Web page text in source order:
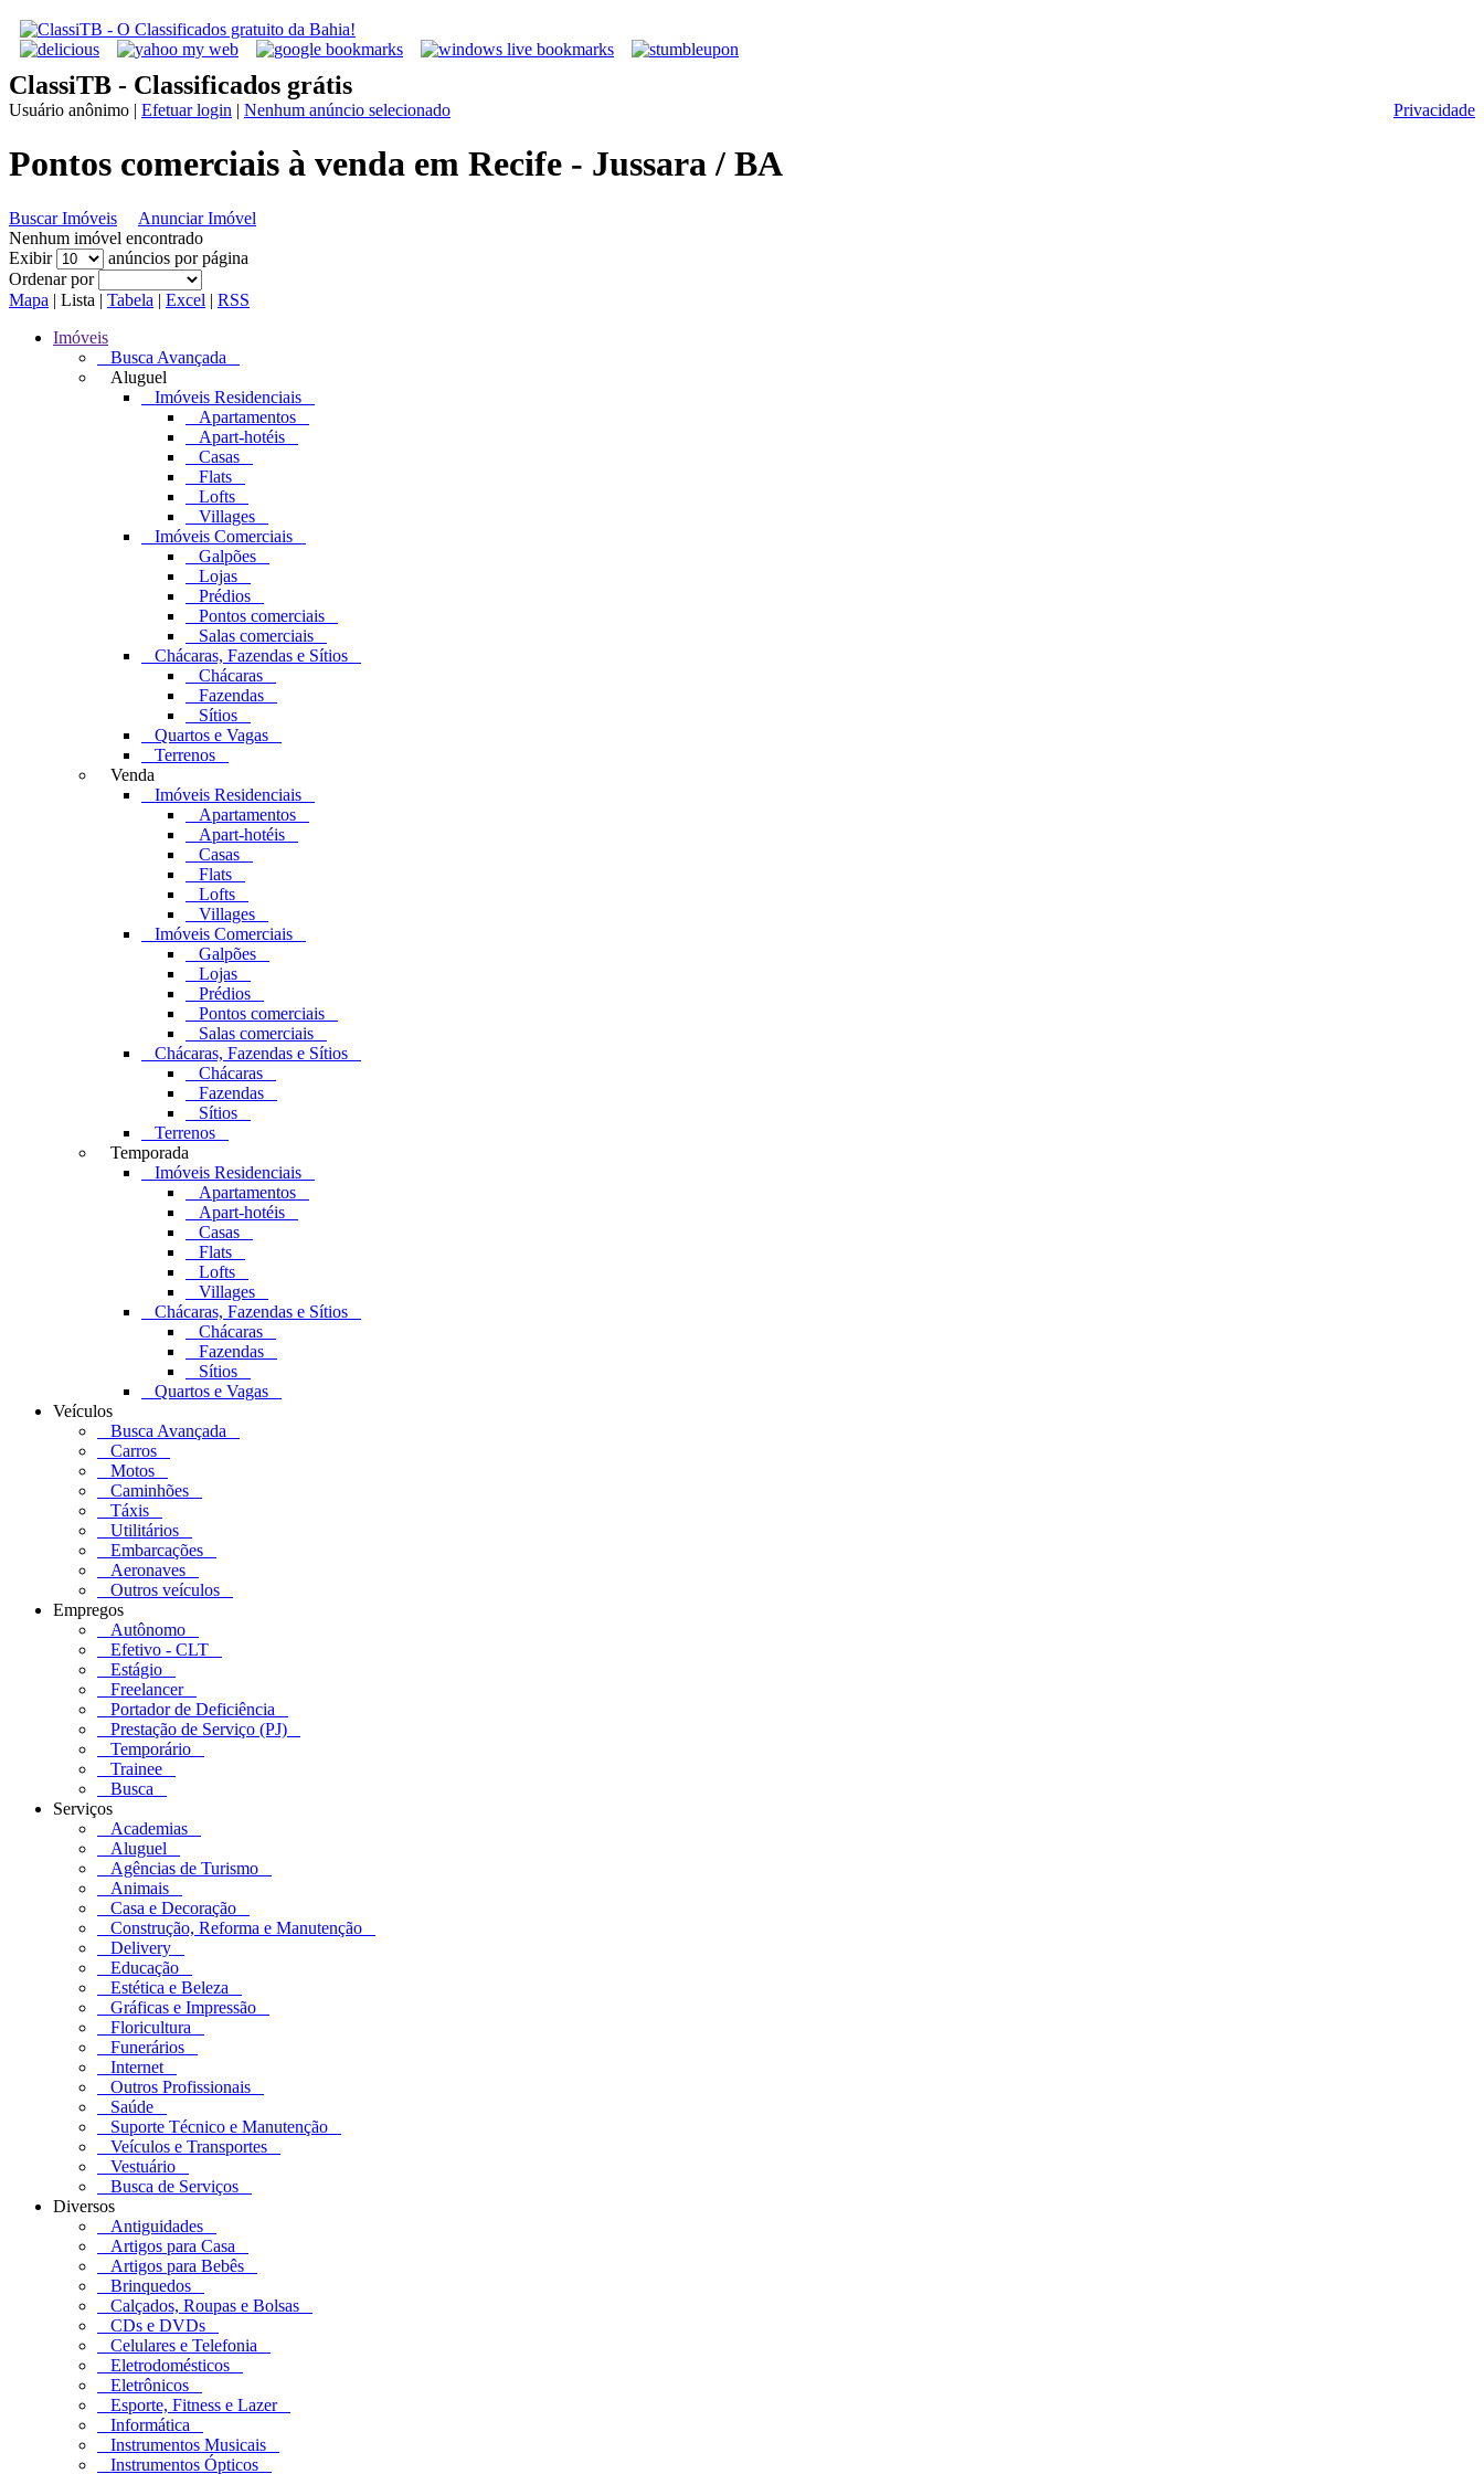
ClassiTB - Classificados grátis
Privacidade
Usuário anônimo | Efetuar login | Nenhum anúncio selecionado
Pontos comerciais à venda em Recife - Jussara / BA
Buscar Imóveis
Anunciar Imóvel
Nenhum imóvel encontrado
Exibir
anúncios por página
Ordenar por
Mapa | Lista | Tabela | Excel | RSS
Imóveis
Busca Avançada
Aluguel
Imóveis Residenciais
Apartamentos
Apart-hotéis
Casas
Flats
Lofts
Villages
Imóveis Comerciais
Galpões
Lojas
Prédios
Pontos comerciais
Salas comerciais
Chácaras, Fazendas e Sítios
Chácaras
Fazendas
Sítios
Quartos e Vagas
Terrenos
Venda
Imóveis Residenciais
Apartamentos
Apart-hotéis
Casas
Flats
Lofts
Villages
Imóveis Comerciais
Galpões
Lojas
Prédios
Pontos comerciais
Salas comerciais
Chácaras, Fazendas e Sítios
Chácaras
Fazendas
Sítios
Terrenos
Temporada
Imóveis Residenciais
Apartamentos
Apart-hotéis
Casas
Flats
Lofts
Villages
Chácaras, Fazendas e Sítios
Chácaras
Fazendas
Sítios
Quartos e Vagas
Veículos
Busca Avançada
Carros
Motos
Caminhões
Táxis
Utilitários
Embarcações
Aeronaves
Outros veículos
Empregos
Autônomo
Efetivo - CLT
Estágio
Freelancer
Portador de Deficiência
Prestação de Serviço (PJ)
Temporário
Trainee
Busca
Serviços
Academias
Aluguel
Agências de Turismo
Animais
Casa e Decoração
Construção, Reforma e Manutenção
Delivery
Educação
Estética e Beleza
Gráficas e Impressão
Floricultura
Funerários
Internet
Outros Profissionais
Saúde
Suporte Técnico e Manutenção
Veículos e Transportes
Vestuário
Busca de Serviços
Diversos
Antiguidades
Artigos para Casa
Artigos para Bebês
Brinquedos
Calçados, Roupas e Bolsas
CDs e DVDs
Celulares e Telefonia
Eletrodomésticos
Eletrônicos
Esporte, Fitness e Lazer
Informática
Instrumentos Musicais
Instrumentos Ópticos